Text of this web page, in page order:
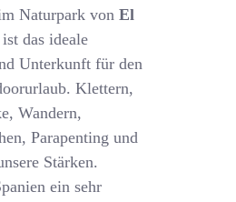
Naturpark von El
das ideale
Unterkunft für den
Klettern,
Wandern,
Parapenting und
Stärken.
ein sehr